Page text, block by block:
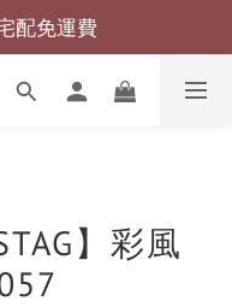
商免運費
配免運費
商免運費
】彩風